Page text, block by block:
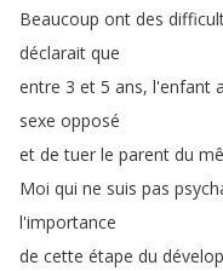
Beaucoup ont des
déclarait que
entre 3 et 5 ans, l'enfant a
sexe opposé
et de tuer le parent du
Moi qui ne suis pas
l'importance
de cette étape du